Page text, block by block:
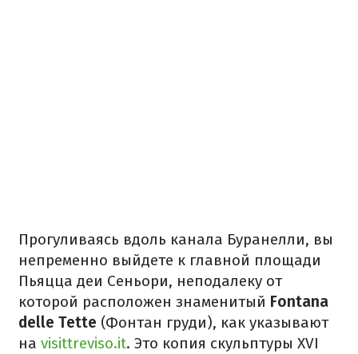
Прогуливаясь вдоль канала Буранелли, вы
непременно выйдете к главной площади
Пьяцца деи Сеньори, неподалеку от
которой расположен знаменитый Fontana
delle Tette (Фонтан груди), как указывают
на visittreviso.it. Это копия скульптуры XVI